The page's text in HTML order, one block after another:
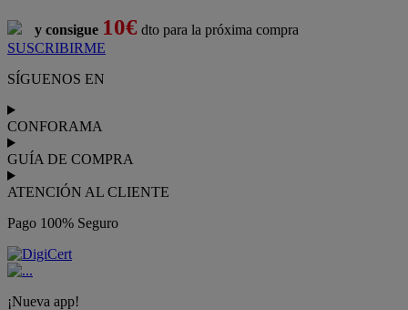
y consigue 10€ dto para la próxima compra
SUSCRIBIRME
SÍGUENOS EN
CONFORAMA
GUÍA DE COMPRA
ATENCIÓN AL CLIENTE
Pago 100% Seguro
¡Nueva app!